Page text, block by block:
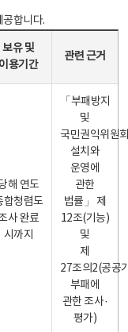
공합니다.
보유 및
이용기간
관련 근거
해 연도
합청렴도
사 완료
시까지
「부패방지
및
국민권익위원
설치와
운영에
관한
법률」 제
12조(기능)
및
제
27조의2(공공
부패에
관한 조사·
평가)